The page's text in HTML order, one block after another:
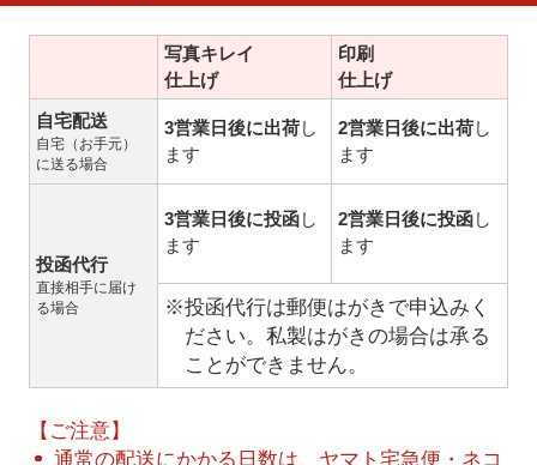
写真キレイ
仕上げ
印刷
仕上げ
自宅配送
自宅（お手元）
に送る場合
3営業日後に出荷し
ます
2営業日後に出荷し
ます
投函代行
直接相手に届け
る場合
3営業日後に投函し
ます
2営業日後に投函し
ます
※投函代行は郵便はがきで申込みく
ださい。私製はがきの場合は承る
ことができません。
【ご注意】
通常の配送にかかる日数は、ヤマト宅急便・ネコ